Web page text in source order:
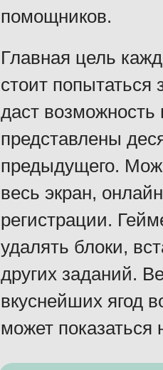
помощников.
Главная цель
стоит попытаться
даст возможность
представлены
предыдущего.
весь экран,
регистрации.
удалять блоки,
других заданий.
вкуснейших ягод
может показаться